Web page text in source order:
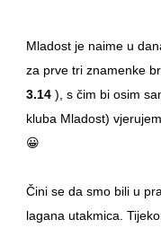
Mladost je naime u
za prve tri znamenke
3.14), s čim bi osim
kluba Mladost)
😀
Čini se da smo bili u
lagana utakmica.